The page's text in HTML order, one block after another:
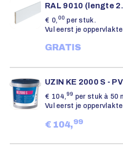
RAL 9010 (lengte
€ 0,00 per stuk.
Vul eerst je
GRATIS
UZIN KE 2000 S -
€ 104,99 per stuk à 50
Vul eerst je
€ 104,99